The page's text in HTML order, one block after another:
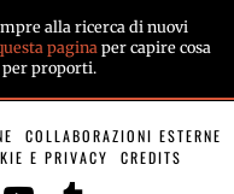
alla ricerca di nuovi
paginaper capire cosa
per proporti.
COLLABORAZIONI ESTERNE
E PRIVACY CREDITS